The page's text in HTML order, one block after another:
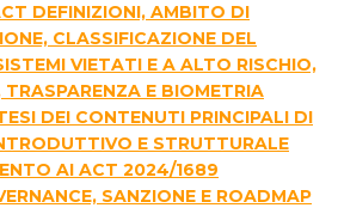
DEFINIZIONI, AMBITO DI
CLASSIFICAZIONE DEL
VIETATI E A ALTO RISCHIO,
TRASPARENZA E BIOMETRIA
DEI CONTENUTI PRINCIPALI DI
E STRUTTURALE
AI ACT 2024/1689
SANZIONE E ROADMAP